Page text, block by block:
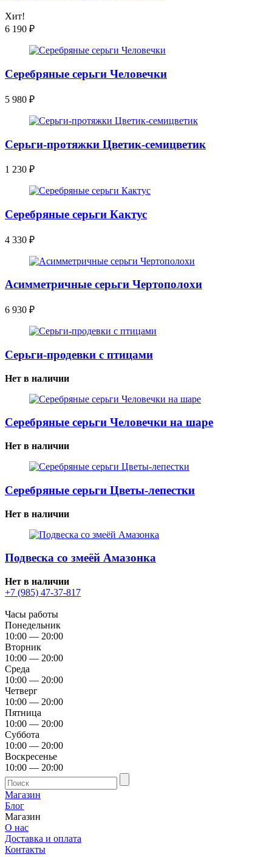
Хит!
6 190 ₽
Серебряные серьги Человечки
5 980 ₽
Серьги-протяжки Цветик-семицветик
1 230 ₽
Серебряные серьги Кактус
4 330 ₽
Асимметричные серьги Чертополохи
6 930 ₽
Cерьги-продевки с птицами
Нет в наличии
Серебряные серьги Человечки на шаре
Нет в наличии
Серебряные серьги Цветы-лепестки
Нет в наличии
Подвеска со змеёй Амазонка
Нет в наличии
+7 (985) 47-37-817
Часы работы
Понедельник
10:00 — 20:00
Вторник
10:00 — 20:00
Среда
10:00 — 20:00
Четверг
10:00 — 20:00
Пятница
10:00 — 20:00
Суббота
10:00 — 20:00
Воскресенье
10:00 — 20:00
Магазин
Блог
Магазин
О нас
Доставка и оплата
Контакты